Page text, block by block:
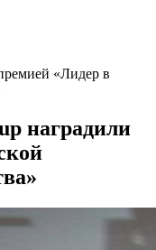
«Лидер в
наградили